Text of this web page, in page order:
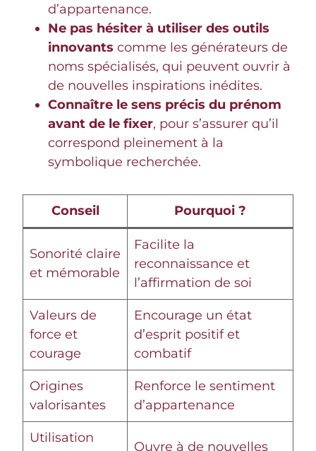
d’appartenance.
Ne pas hésiter à utiliser des outils
innovants comme les générateurs de
noms spécialisés, qui peuvent ouvrir à
de nouvelles inspirations inédites.
Connaître le sens précis du prénom
avant de le fixer, pour s’assurer qu’il
correspond pleinement à la
symbolique recherchée.
Conseil Pourquoi ?
Sonorité claire
et mémorable
Facilite la
reconnaissance et
l’affirmation de soi
Valeurs de
force et
courage
Encourage un état
d’esprit positif et
combatif
Origines
valorisantes
Renforce le sentiment
d’appartenance
Utilisation
Ouvre à de nouvelles